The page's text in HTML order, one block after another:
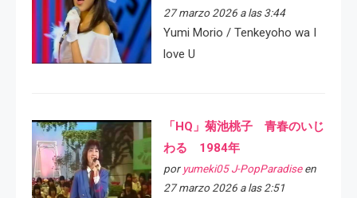
27 marzo 2026 a las 3:44
Yumi Morio / Tenkeyoho wa I
love U
「HQ」菊池桃子 青春のいじ
わる 1984年
por yumeki05 J-PopParadiseen
27 marzo 2026 a las 2:51